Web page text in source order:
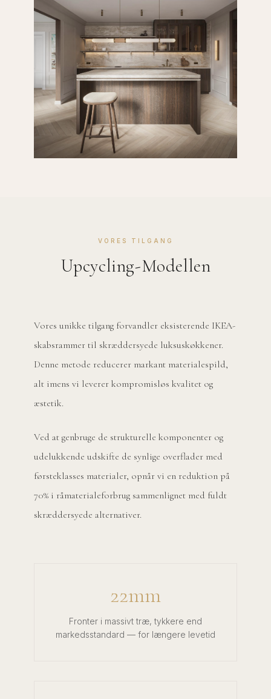
VORES TILGANG
Upcycling-Modellen
Vores unikke tilgang forvandler eksisterende IKEA-
skabsrammer til skræddersyede luksuskøkkener.
Denne metode reducerer markant materialespild,
alt imens vi leverer kompromisløs kvalitet og
æstetik.
Ved at genbruge de strukturelle komponenter og
udelukkende udskifte de synlige overflader med
førsteklasses materialer, opnår vi en reduktion på
70% i råmaterialeforbrug sammenlignet med fuldt
skræddersyede alternativer.
22mm
Fronter i massivt træ, tykkere end
markedsstandard — for længere levetid